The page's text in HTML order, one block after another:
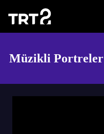
Müzikli Portreler